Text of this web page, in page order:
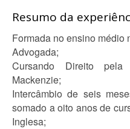
Resumo da
Formada no ensino médio
Advogada;
Cursando Direito pela
Mackenzie;
Intercâmbio de seis
somado a oito anos de
Inglesa;